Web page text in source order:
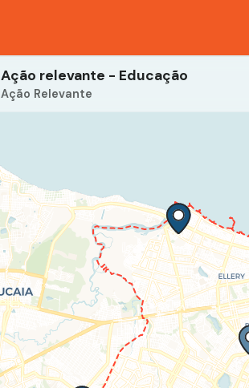
Ação relevante - Educação
Ação Relevante